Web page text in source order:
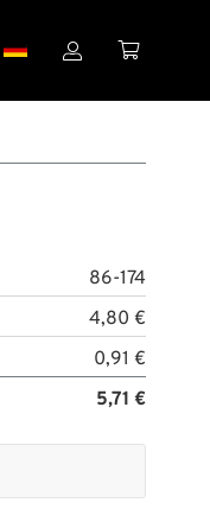
 
86-174
4,80 €
0,91 €
5,71 €